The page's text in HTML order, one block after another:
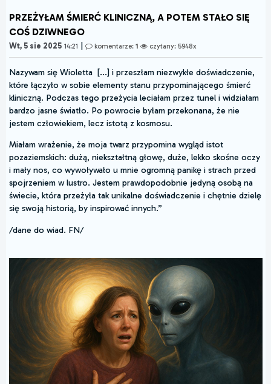
PRZEŻYŁAM ŚMIERĆ KLINICZNĄ, A POTEM STAŁO SIĘ
COŚ DZIWNEGO
Wt, 5 sie 2025 14:21 komentarze: 1 czytany: 5948x
Nazywam się Wioletta [...] i przeszłam niezwykłe doświadczenie,
które łączyło w sobie elementy stanu przypominającego śmierć
kliniczną. Podczas tego przeżycia leciałam przez tunel i widziałam
bardzo jasne światło. Po powrocie byłam przekonana, że nie
jestem człowiekiem, lecz istotą z kosmosu.
Miałam wrażenie, że moja twarz przypomina wygląd istot
pozaziemskich: dużą, niekształtną głowę, duże, lekko skośne oczy
i mały nos, co wywoływało u mnie ogromną panikę i strach przed
spojrzeniem w lustro. Jestem prawdopodobnie jedyną osobą na
świecie, która przeżyła tak unikalne doświadczenie i chętnie dzielę
się swoją historią, by inspirować innych.”
/dane do wiad. FN/